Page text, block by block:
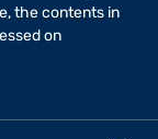
the contents in
on